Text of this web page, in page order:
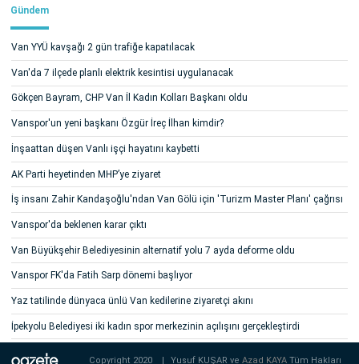
Gündem
Van YYÜ kavşağı 2 gün trafiğe kapatılacak
Van'da 7 ilçede planlı elektrik kesintisi uygulanacak
Gökçen Bayram, CHP Van İl Kadın Kolları Başkanı oldu
Vanspor'un yeni başkanı Özgür İreç İlhan kimdir?
İnşaattan düşen Vanlı işçi hayatını kaybetti
AK Parti heyetinden MHP’ye ziyaret
İş insanı Zahir Kandaşoğlu'ndan Van Gölü için 'Turizm Master Planı' çağrısı
Vanspor'da beklenen karar çıktı
Van Büyükşehir Belediyesinin alternatif yolu 7 ayda deforme oldu
Vanspor FK'da Fatih Sarp dönemi başlıyor
Yaz tatilinde dünyaca ünlü Van kedilerine ziyaretçi akını
İpekyolu Belediyesi iki kadın spor merkezinin açılışını gerçekleştirdi
Copyright 2020 Yusuf KUŞAR veAzad KAYATüm Hakları